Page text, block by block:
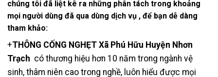
chúng tôi đã liệt kê ra những phân tách trong khoảng
mọi người dùng đã qua dùng dịch vụ , để bạn dễ dàng
tham khảo:
+THÔNG CỐNG NGHẸT Xã Phú Hữu Huyện Nhơn
Trạch có thương hiệu hơn 10 năm trong ngành vệ
sinh, thâm niên cao trong nghề, luôn hiểu được mọi